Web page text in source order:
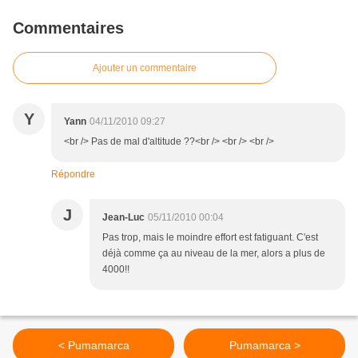
Commentaires
Ajouter un commentaire
Y Yann 04/11/2010 09:27
<br /> Pas de mal d'altitude ??<br /> <br /> <br />
Répondre
J Jean-Luc 05/11/2010 00:04
Pas trop, mais le moindre effort est fatiguant. C'est
déjà comme ça au niveau de la mer, alors a plus de
4000!!
< Pumamarca Pumamarca >